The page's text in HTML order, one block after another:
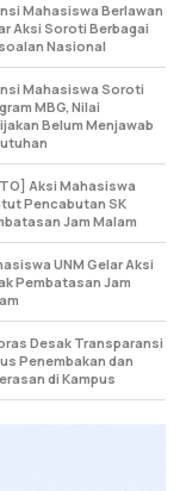
Mahasiswa Berlawan
Aksi Soroti Berbagai
Nasional
Mahasiswa Soroti
MBG, Nilai
Belum Menjawab
Aksi Mahasiswa
Pencabutan SK
Jam Malam
UNM Gelar Aksi
Pembatasan Jam
Desak Transparansi
Penembakan dan
di Kampus